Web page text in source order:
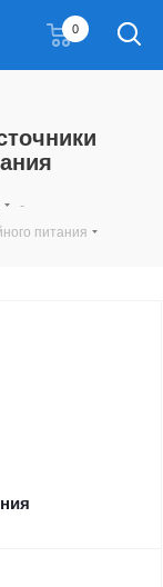
0
-
питания